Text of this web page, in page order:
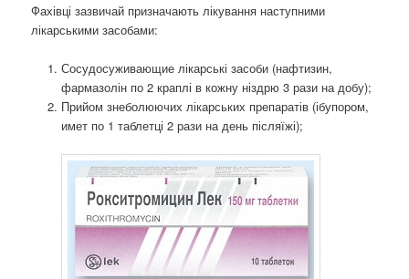
Фахівці зазвичай призначають лікування наступними
лікарськими засобами:
Сосудосуживающие лікарські засоби (нафтизин,
фармазолін по 2 краплі в кожну ніздрю 3 рази на добу);
Прийом знеболюючих лікарських препаратів (ібупором,
имет по 1 таблетці 2 рази на день післяїжі);